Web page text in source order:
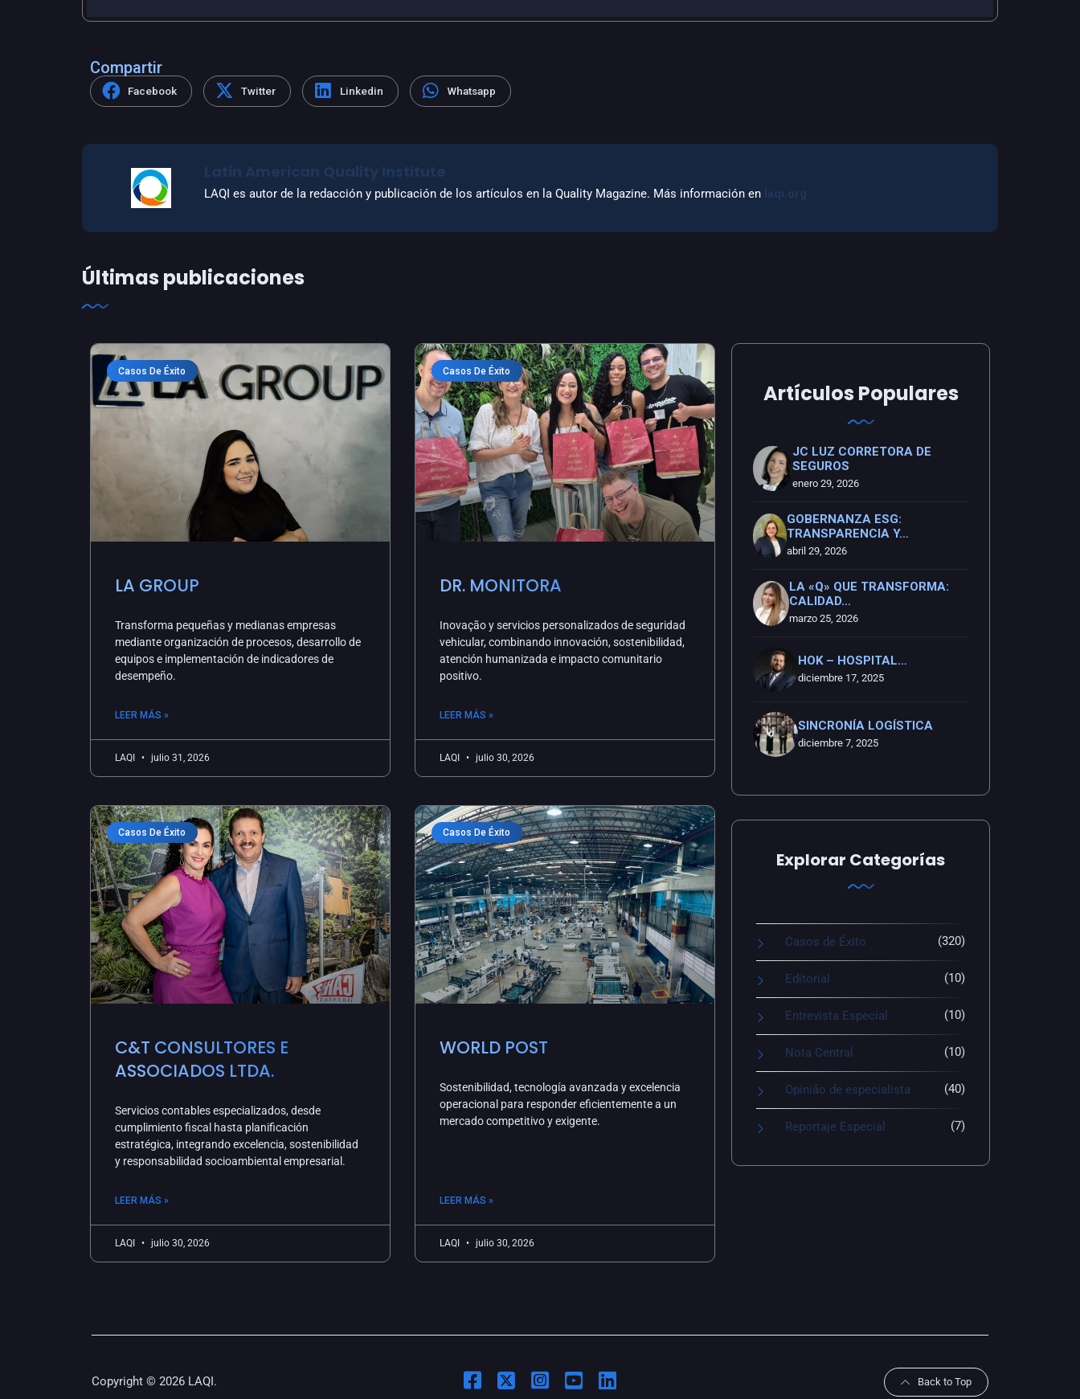
Compartir
Facebook Twitter Linkedin Whatsapp
LAQI es autor de la redacción y publicación de los artículos en la Quality Magazine. Más información en
Últimas publicaciones
Casos De Éxito
LA GROUP
Transforma pequeñas y medianas empresas
mediante organización de procesos, desarrollo de
equipos e implementación de indicadores de
desempeño.
LEER MÁS »
LAQI julio 31, 2026
Casos De Éxito
DR. MONITORA
Inovação y servicios personalizados de seguridad
vehicular, combinando innovación, sostenibilidad,
atención humanizada e impacto comunitario
positivo.
LEER MÁS »
LAQI julio 30, 2026
Casos De Éxito
C&T CONSULTORES E
ASSOCIADOS LTDA.
Servicios contables especializados, desde
cumplimiento fiscal hasta planificación
estratégica, integrando excelencia, sostenibilidad
y responsabilidad socioambiental empresarial.
LEER MÁS »
LAQI julio 30, 2026
Casos De Éxito
WORLD POST
Sostenibilidad, tecnología avanzada y excelencia
operacional para responder eficientemente a un
mercado competitivo y exigente.
LEER MÁS »
LAQI julio 30, 2026
Artículos Populares
JC LUZ CORRETORA DE
SEGUROS
enero 29, 2026
GOBERNANZA ESG:
TRANSPARENCIA Y…
abril 29, 2026
LA «Q» QUE TRANSFORMA:
CALIDAD…
marzo 25, 2026
HOK – HOSPITAL…
diciembre 17, 2025
SINCRONÍA LOGÍSTICA
diciembre 7, 2025
Explorar Categorías
Casos de Éxito (320)
Editorial (10)
Entrevista Especial (10)
Nota Central (10)
Opinião de especialista (40)
Reportaje Especial (7)
Copyright © 2026 LAQI. Back to Top